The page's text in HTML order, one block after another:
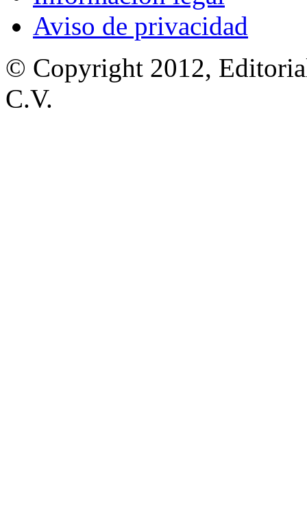
Aviso de privacidad
© Copyright 2012,
C.V.